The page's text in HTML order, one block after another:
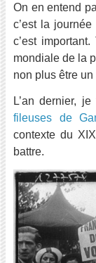
On en entend
c’est la
c’est
mondiale de la
non plus être
L’an dernier,
fileuses de
contexte du
battre.